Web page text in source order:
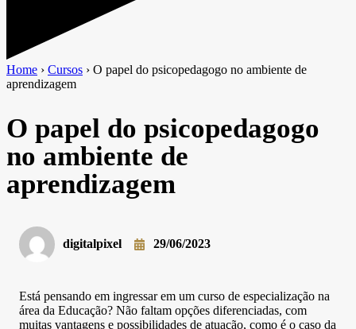
Home › Cursos › O papel do psicopedagogo no ambiente de
aprendizagem
O papel do psicopedagogo
no ambiente de
aprendizagem
digitalpixel 29/06/2023
Está pensando em ingressar em um curso de especialização na
área da Educação? Não faltam opções diferenciadas, com
muitas vantagens e possibilidades de atuação, como é o caso da